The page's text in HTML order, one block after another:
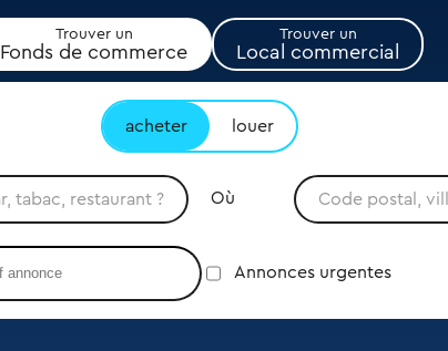
Trouver un
Fonds de commerce
Trouver un
Local commercial
acheter louer
Où
Annonces urgentes